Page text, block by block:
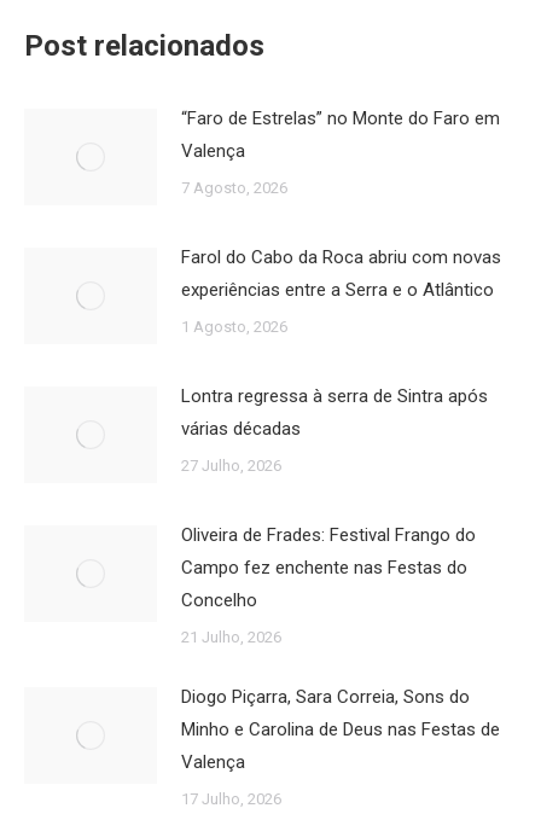
Post relacionados
“Faro de Estrelas” no Monte do Faro em
Valença
7 Agosto, 2026
Farol do Cabo da Roca abriu com novas
experiências entre a Serra e o Atlântico
1 Agosto, 2026
Lontra regressa à serra de Sintra após
várias décadas
27 Julho, 2026
Oliveira de Frades: Festival Frango do
Campo fez enchente nas Festas do
Concelho
21 Julho, 2026
Diogo Piçarra, Sara Correia, Sons do
Minho e Carolina de Deus nas Festas de
Valença
17 Julho, 2026